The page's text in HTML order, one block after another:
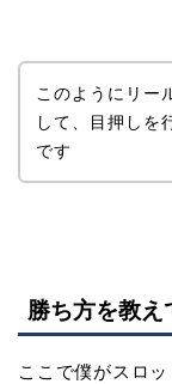
このようにリー
して、目押しを
です
勝ち方を教え
ここで僕がスロ